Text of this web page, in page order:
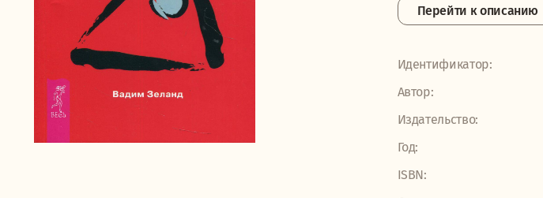
Перейти к описанию
Идентификатор:
Автор:
Издательство:
Год:
ISBN: